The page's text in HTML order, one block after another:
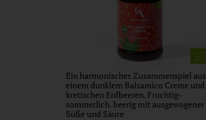
Ein harmonisches Zusammenspiel aus
einem dunklem Balsamico Creme und
kretischen Erdbeeren. Fruchtig-
sommerlich. beerig mit ausgewogener
Süße und Säure